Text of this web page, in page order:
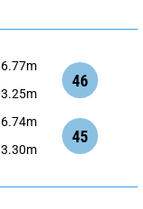
6.77m
3.25m
46
6.74m
3.30m
45